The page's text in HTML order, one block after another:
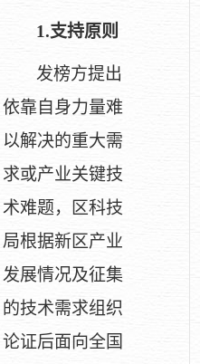
1.支持原则
发榜方提出
依靠自身力量难
以解决的重大需
求或产业关键技
术难题，区科技
局根据新区产业
发展情况及征集
的技术需求组织
论证后面向全国